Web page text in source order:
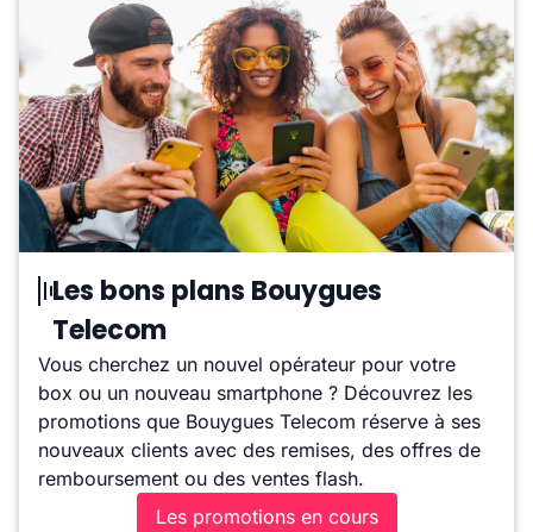
Les bons plans Bouygues
Telecom
Vous cherchez un nouvel opérateur pour votre
box ou un nouveau smartphone ? Découvrez les
promotions que Bouygues Telecom réserve à ses
nouveaux clients avec des remises, des offres de
remboursement ou des ventes flash.
Les promotions en cours